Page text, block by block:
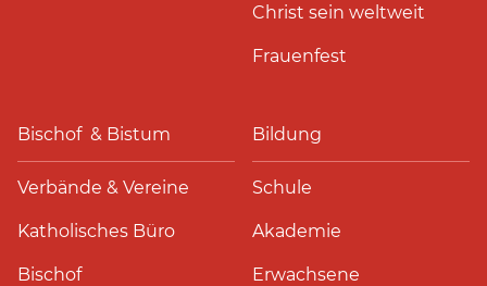
Christ sein weltweit
Frauenfest
Bischof & Bistum
Verbände & Vereine
Katholisches Büro
Bischof
Bildung
Schule
Akademie
Erwachsene